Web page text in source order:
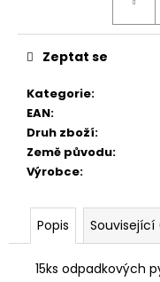
Kategorie:
EAN:
Druh zboží:
Země původu:
Výrobce:
Zeptat se
Popis Související
15ks odpadkových
e
m